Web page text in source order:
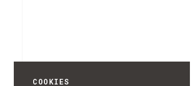
COOKIES